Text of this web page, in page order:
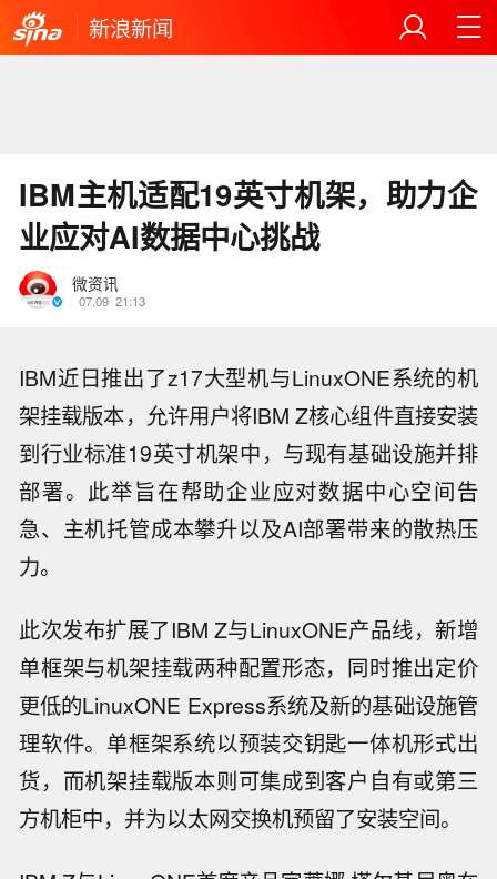
新浪新闻
IBM主机适配19英寸机架，助力企
业应对AI数据中心挑战
微资讯
07.09 21:13
IBM近日推出了z17大型机与LinuxONE系统的机
架挂载版本，允许用户将IBM Z核心组件直接安装
到行业标准19英寸机架中，与现有基础设施并排
部署。此举旨在帮助企业应对数据中心空间告
急、主机托管成本攀升以及AI部署带来的散热压
力。
此次发布扩展了IBM Z与LinuxONE产品线，新增
单框架与机架挂载两种配置形态，同时推出定价
更低的LinuxONE Express系统及新的基础设施管
理软件。单框架系统以预装交钥匙一体机形式出
货，而机架挂载版本则可集成到客户自有或第三
方机柜中，并为以太网交换机预留了安装空间。